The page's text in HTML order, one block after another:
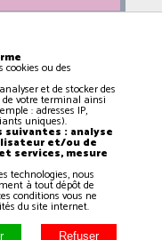
/ 12 ans
cookies ou des
et de stocker des
votre terminal ainsi
: adresses IP,
uniques).
: analyse
et/ou de
services, mesure
technologies, nous
à tout dépôt de
conditions vous ne
du site internet.